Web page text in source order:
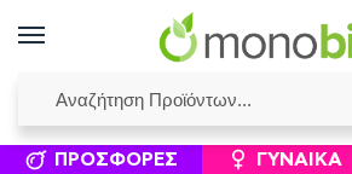
ΙΣΟΛΟΓΙΣΜΟΊ ΕΛΕΆΝΝΑ
ΣΥΜΠΛΗΡΏΜΑΤΑ ΔΙΑΤΡΟΦΉΣ
ΠΡΟΣΦΟΡΈΣ ΓΥΝΑΊΚΑ